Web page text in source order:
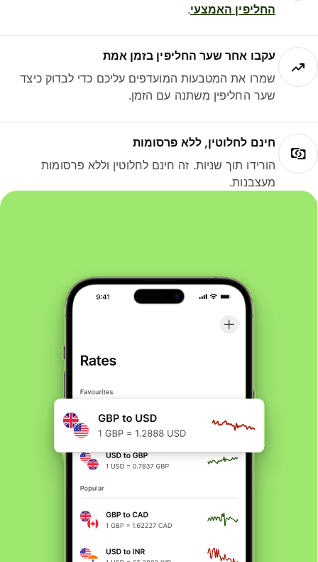
החליפין האמצעי.
עקבו אחר שער החליפין בזמן אמת
שמרו את המטבעות המועדפים עליכם כדי לבדוק כיצד
שער החליפין משתנה עם הזמן.
חינם לחלוטין, ללא פרסומות
הורידו תוך שניות. זה חינם לחלוטין וללא פרסומות
מעצבנות.